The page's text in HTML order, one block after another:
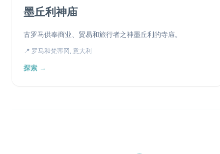
墨丘利神庙
古罗马供奉商业、贸易和旅行者之神墨丘利的寺庙。
📍 罗马和梵蒂冈, 意大利
探索 →